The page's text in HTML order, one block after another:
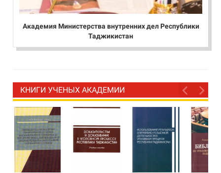
Академия Министерства внутренних дел Республики
Таджикистан
КНИГИ УЧЕНЫХ АКАДЕМИИ